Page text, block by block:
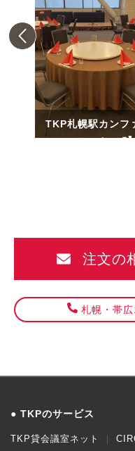
TKP札幌駅カンフ
レンスセンター
注文の
札幌・帯
TKPのサービス
TKP貸会議室ネット